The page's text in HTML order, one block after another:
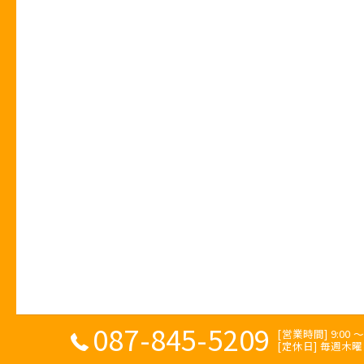
087-845-5209 [営業時間] 9:00
[定休日] 毎週木